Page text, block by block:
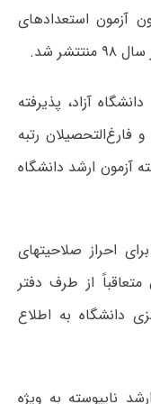
آزمون استعدادهای
شد.
آزاد، پذیرفته
شدگان بدون آزمون کارشناسی ارشد ۹۸ و فارغ‌التحصیلان رتبه
آزمون ارشد دانشگاه
احراز صلاحیتهای
از طرف دفتر
دانشگاه به اطلاع
ناپیوسته به ویژه